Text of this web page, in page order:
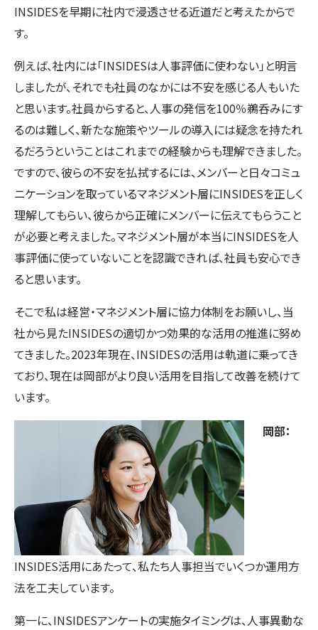
INSIDESを早期に社内で浸透させる近道だと考えたからで
す。
例えば、社内には「INSIDESは人事評価に使わない」と明言
しましたが、それでも社員のなかには不安を感じる人もいた
と思います。社員からすると、人事の発信を100％鵜呑みにす
るのは難しく、新たな施策やツールの導入には疑念を持たれ
るだろうということはこれまでの経験からも理解できました。
ですので、彼らの不安を払拭するには、メンバーと日々コミュ
ニケーションを取っているマネジメント層にINSIDESを正しく
理解してもらい、彼らから正確にメンバーに伝えてもらうこと
が必要と考えました。マネジメント層が本当にINSIDESを人
事評価に使っていないことを認識できれば、社員も安心でき
ると思います。
そこで私は経営・マネジメント層に協力体制をお願いし、当
社から見たINSIDESの適切かつ効果的な活用の推進に努め
てきました。2023年現在、INSIDESの活用は軌道に乗ってき
ており、現在は岡部がより良い活用を目指して改善を続けて
います。
岡部：
INSIDES活用にあたって、私たち人事担当でいくつか運用方
法を工夫しています。
第一に、INSIDESアンケートの実施タイミングは、人事異動な